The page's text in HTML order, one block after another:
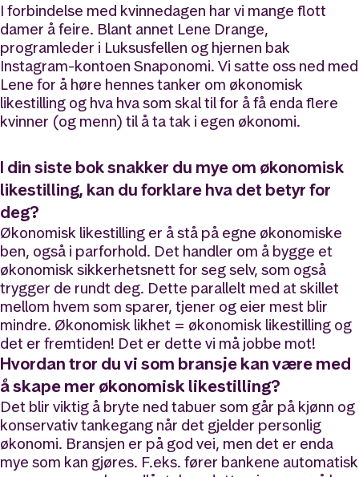
I forbindelse med kvinnedagen har vi mange flott
damer å feire. Blant annet Lene Drange,
programleder i Luksusfellen og hjernen bak
Instagram-kontoen Snaponomi. Vi satte oss ned med
Lene for å høre hennes tanker om økonomisk
likestilling og hva hva som skal til for å få enda flere
kvinner (og menn) til å ta tak i egen økonomi.
I din siste bok snakker du mye om økonomisk
likestilling, kan du forklare hva det betyr for
deg?
Økonomisk likestilling er å stå på egne økonomiske
ben, også i parforhold. Det handler om å bygge et
økonomisk sikkerhetsnett for seg selv, som også
trygger de rundt deg. Dette parallelt med at skillet
mellom hvem som sparer, tjener og eier mest blir
mindre. Økonomisk likhet = økonomisk likestilling og
det er fremtiden! Det er dette vi må jobbe mot!
Hvordan tror du vi som bransje kan være med
å skape mer økonomisk likestilling?
Det blir viktig å bryte ned tabuer som går på kjønn og
konservativ tankegang når det gjelder personlig
økonomi. Bransjen er på god vei, men det er enda
mye som kan gjøres. F.eks. fører bankene automatisk